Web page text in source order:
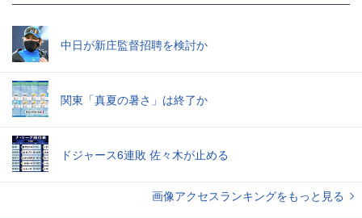
中日が新庄監督招聘を検討か
関東「真夏の暑さ」は終了か
ドジャース6連敗 佐々木が止める
画像アクセスランキングをもっと見る